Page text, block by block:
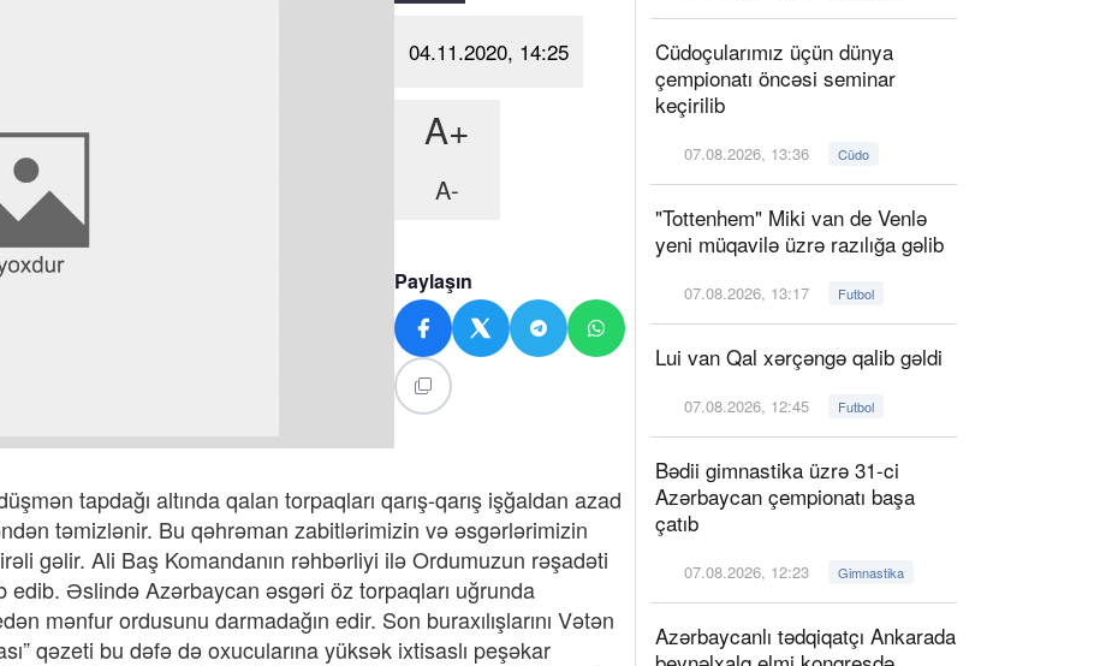
04.11.2020, 14:25
A+
A-
Paylaşın
tapdağı altında qalan torpaqları qarış-qarış işğaldan azad
təmizlənir. Bu qəhrəman zabitlərimizin və əsgərlərimizin
gəlir. Ali Baş Komandanın rəhbərliyi ilə Ordumuzun rəşadəti
edib. Əslində Azərbaycan əsgəri öz torpaqları uğrunda
mənfur ordusunu darmadağın edir. Son buraxılışlarını Vətən
qəzeti bu dəfə də oxucularına yüksək ixtisaslı peşəkar
Cüdoçularımız üçün dünya
çempionatı öncəsi seminar
keçirilib
07.08.2026, 13:36 Cüdo
"Tottenhem" Miki van de Venlə
yeni müqavilə üzrə razılığa gəlib
07.08.2026, 13:17 Futbol
Lui van Qal xərçəngə qalib gəldi
07.08.2026, 12:45 Futbol
Bədii gimnastika üzrə 31-ci
Azərbaycan çempionatı başa
çatıb
07.08.2026, 12:23 Gimnastika
Azərbaycanlı tədqiqatçı Ankarada